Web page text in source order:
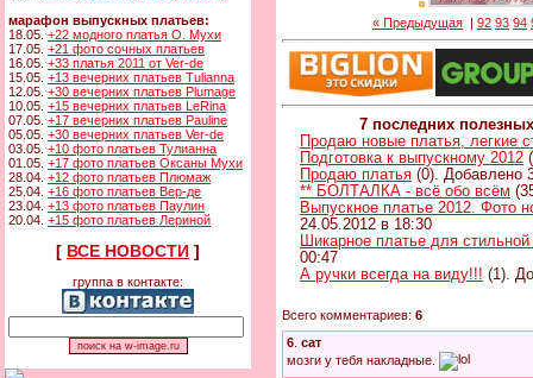
марафон выпускных платьев:
18.05. +22 модного платья О. Мухи
17.05. +21 фото сочных платьев
16.05. +33 платья 2011 от Ver-de
15.05. +13 вечерних платьев Tulianna
12.05. +30 вечерних платьев Plumage
10.05. +15 вечерних платьев LeRina
07.05. +17 вечерних платьев Pauline
05.05. +30 вечерних платьев Ver-de
03.05. +10 фото платьев Тулианна
01.05. +17 фото платьев Оксаны Мухи
28.04. +12 фото платьев Плюмаж
25.04. +16 фото платьев Вер-де
23.04. +13 фото платьев Паулин
20.04. +15 фото платьев Лериной
[ ВСЕ НОВОСТИ ]
группа в контакте:
« Предыдущая | 92 93 94
7 последних
Продаю новые платья, легкие
Подготовка к выпускному 2012
Продаю платья (0). Добавлено
** БОЛТАЛКА - всё обо всём
Выпускное платье 2012. Фото
24.05.2012 в 18:30
Шикарное платье для
00:47
А ручки всегда на виду!!! (1).
Всего комментариев: 6
6 сат
мозги у тебя накладные.